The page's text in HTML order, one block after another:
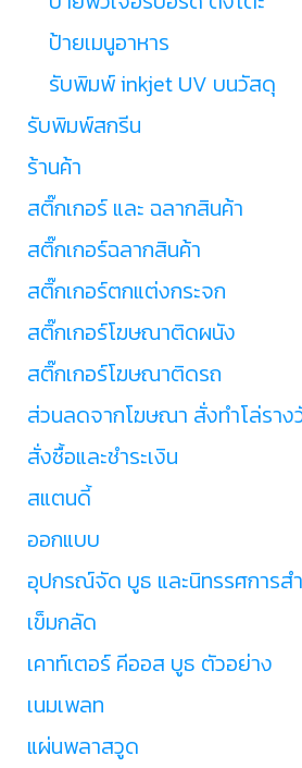
ป้ายเมนูอาหาร
รับพิมพ์ inkjet UV บนวัสดุ
รับพิมพ์สกรีน
ร้านค้า
สติ๊กเกอร์ และ ฉลากสินค้า
สติ๊กเกอร์ฉลากสินค้า
สติ๊กเกอร์ตกแต่งกระจก
สติ๊กเกอร์โฆษณาติดผนัง
สติ๊กเกอร์โฆษณาติดรถ
ส่วนลดจากโฆษณา สั่งทำโล่ราง
สั่งซื้อและชำระเงิน
สแตนดี้
ออกแบบ
อุปกรณ์จัด บูธ และนิทรรศการส
เข็มกลัด
เคาท์เตอร์ คีออส บูธ ตัวอย่าง
เนมเพลท
แผ่นพลาสวูด